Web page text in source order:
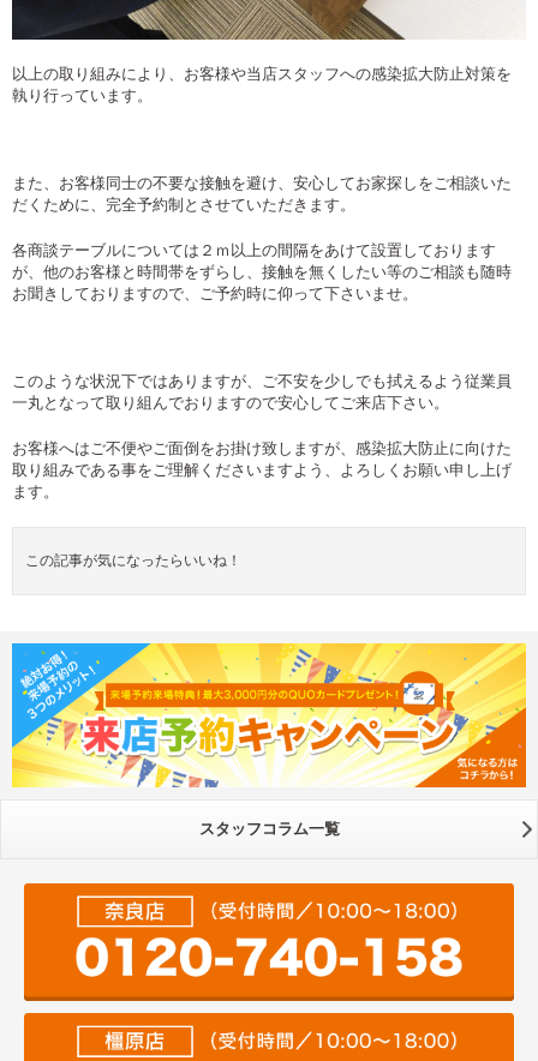
以上の取り組みにより、お客様や当店スタッフへの感染拡大防止対策を
執り行っています。
また、お客様同士の不要な接触を避け、安心してお家探しをご相談いた
だくために、完全予約制とさせていただきます。
各商談テーブルについては２ｍ以上の間隔をあけて設置しております
が、他のお客様と時間帯をずらし、接触を無くしたい等のご相談も随時
お聞きしておりますので、ご予約時に仰って下さいませ。
このような状況下ではありますが、ご不安を少しでも拭えるよう従業員
一丸となって取り組んでおりますので安心してご来店下さい。
お客様へはご不便やご面倒をお掛け致しますが、感染拡大防止に向けた
取り組みである事をご理解くださいますよう、よろしくお願い申し上げ
ます。
この記事が気になったらいいね！
スタッフコラム一覧